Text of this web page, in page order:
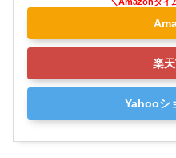
楽
Yahooシ